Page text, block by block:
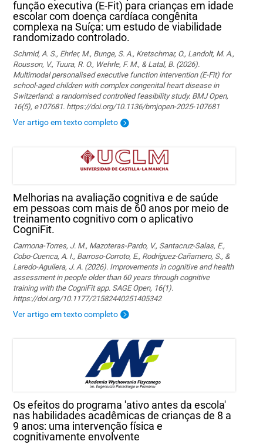
função executiva (E-Fit) para crianças em idade
escolar com doença cardíaca congênita
complexa na Suíça: um estudo de viabilidade
randomizado controlado.
Schmid, A. S., Ehrler, M., Bunge, S. A., Kretschmar, O., Landolt, M. A.,
Rousson, V., Tuura, R. O., Wehrle, F. M., & Latal, B. (2026).
Multimodal personalised executive function intervention (E-Fit) for
school-aged children with complex congenital heart disease in
Switzerland: a randomised controlled feasibility study. BMJ Open,
16(5), e107681. https://doi.org/10.1136/bmjopen-2025-107681
Ver artigo em texto completo
Melhorias na avaliação cognitiva e de saúde
em pessoas com mais de 60 anos por meio de
treinamento cognitivo com o aplicativo
CogniFit.
Carmona-Torres, J. M., Mazoteras-Pardo, V., Santacruz-Salas, E.,
Cobo-Cuenca, A. I., Barroso-Corroto, E., Rodríguez-Cañamero, S., &
Laredo-Aguilera, J. A. (2026). Improvements in cognitive and health
assessment in people older than 60 years through cognitive
training with the CogniFit app. SAGE Open, 16(1).
https://doi.org/10.1177/21582440251405342
Ver artigo em texto completo
Os efeitos do programa 'ativo antes da escola'
nas habilidades acadêmicas de crianças de 8 a
9 anos: uma intervenção física e
cognitivamente envolvente